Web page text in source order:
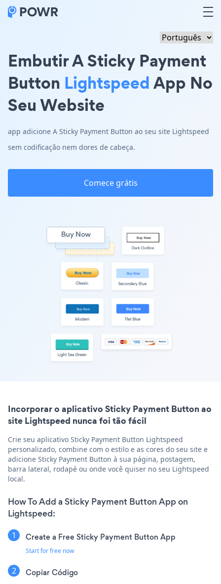
Embutir A Sticky Payment
Button LightspeedApp No
Seu Website
app adicione A Sticky Payment Button ao seu site Lightspeed
sem codificação nem dores de cabeça.
Comece grátis
Incorporar o aplicativo Sticky Payment Button ao
site Lightspeed nunca foi tão fácil
Crie seu aplicativo Sticky Payment Button Lightspeed
personalizado, combine com o estilo e as cores do seu site e
adicione Sticky Payment Button à sua página, postagem,
barra lateral, rodapé ou onde você quiser no seu Lightspeed
local.
How To Add a Sticky Payment Button App on
Lightspeed:
Create a Free Sticky Payment Button App
Start for free now
Copiar Código